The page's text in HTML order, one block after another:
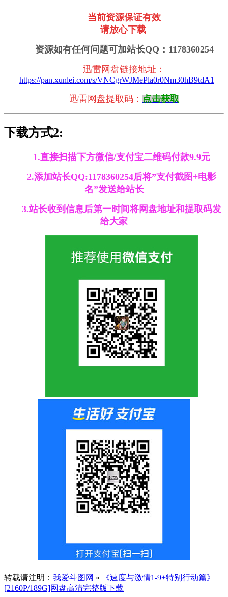
当前资源保证有效
请放心下载
资源如有任何问题可加站长QQ：1178360254
迅雷网盘链接地址 ：
https://pan.xunlei.com/s/VNCgrWJMePla0r0Nm30hB9tdA1
迅雷网盘提取码： 点击获取
下载方式2:
1.直接扫描下方微信/支付宝二维码付款9.9元
2.添加站长QQ:1178360254后将”支付截图+电影
名”发送给站长
3.站长收到信息后第一时间将网盘地址和提取码发
给大家
转载请注明： 我爱斗图网 »
《速度与激情1-9+特别行动篇》
[2160P/189G]网盘高清完整版下载